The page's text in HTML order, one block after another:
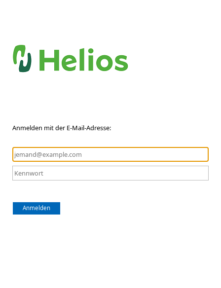
Anmelden mit der E-Mail-Adresse:
Anmelden